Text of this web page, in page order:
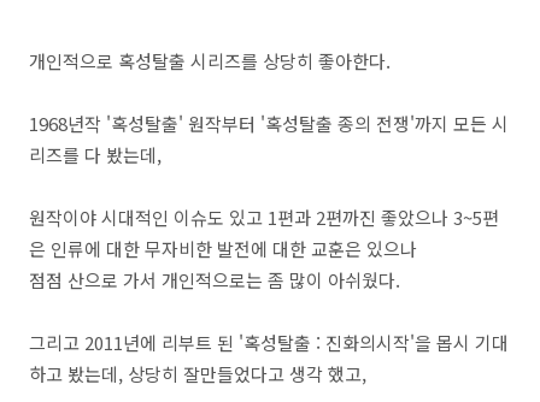
개인적으로 혹성탈출 시리즈를 상당히 좋아한다.
1968년작 '혹성탈출' 원작부터 '혹성탈출 종의 전쟁'까지 모든 시
리즈를 다 봤는데,
원작이야 시대적인 이슈도 있고 1편과 2편까진 좋았으나 3~5편
은 인류에 대한 무자비한 발전에 대한 교훈은 있으나
점점 산으로 가서 개인적으로는 좀 많이 아쉬웠다.
그리고 2011년에 리부트 된 '혹성탈출 : 진화의시작'을 몹시 기대
하고 봤는데, 상당히 잘만들었다고 생각 했고,